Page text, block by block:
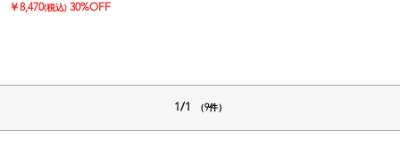
￥8,470(税込) 30%OFF
1/1 （9件）